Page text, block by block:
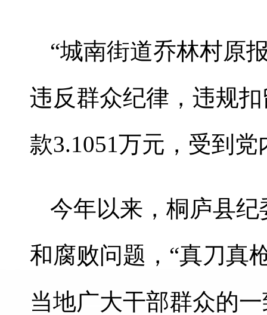
“城南街道乔林村原
违反群众纪律，违规
款3.1051万元，受到党
今年以来，桐庐县
和腐败问题，“真刀真
当地广大干部群众的